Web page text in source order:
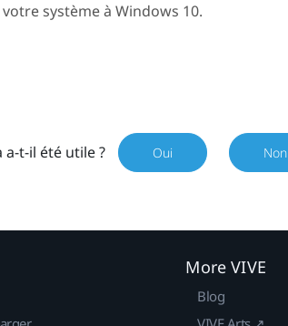
système à Windows 10.
a-t-il été utile ? Oui Non
More VIVE
Blog